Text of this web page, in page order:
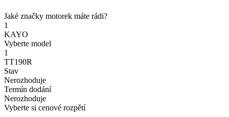
Jaké značky motorek máte rádi?
1
KAYO
Vyberte model
1
TT190R
Stav
Nerozhoduje
Termín dodání
Nerozhoduje
Vyberte si cenové rozpětí